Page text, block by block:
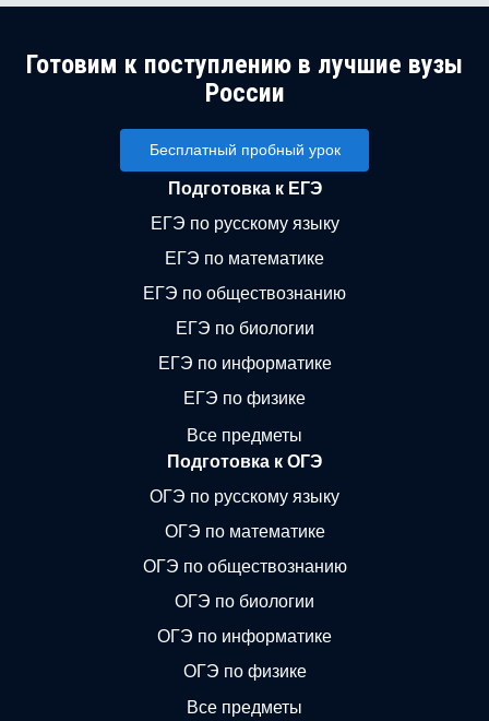
Готовим к поступлению в лучшие вузы
России
Бесплатный пробный урок
Подготовка к ЕГЭ
ЕГЭ по русскому языку
ЕГЭ по математике
ЕГЭ по обществознанию
ЕГЭ по биологии
ЕГЭ по информатике
ЕГЭ по физике
Все предметы
Подготовка к ОГЭ
ОГЭ по русскому языку
ОГЭ по математике
ОГЭ по обществознанию
ОГЭ по биологии
ОГЭ по информатике
ОГЭ по физике
Все предметы